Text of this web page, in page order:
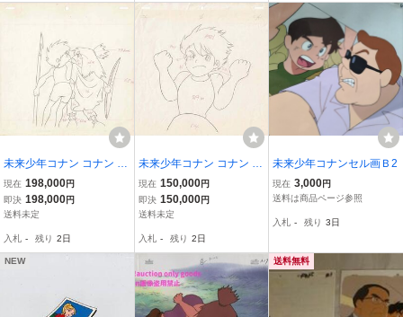
未来少年コナン コナン ジ
ムシィ 原画 動画 宮崎駿
大塚康生 本橋浩一 日本ア
ニメーション セル画 アニ
現在 198,000円
即決 198,000円
送料未定
入札 - 残り 2日
未来少年コナン コナン 原
画 動画 宮崎駿 大塚康生
本橋浩一 日本アニメーシ
ョン セル画 アニメ【A74
現在 150,000円
即決 150,000円
送料未定
入札 - 残り 2日
未来少年コナンセル画Ｂ2
現在 3,000円
送料は商品ページ参照
入札 - 残り 3日
NEW 送料無料